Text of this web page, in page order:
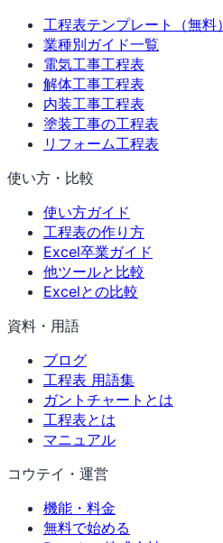
工程表テンプレート（無料）
業種別ガイド一覧
電気工事工程表
解体工事工程表
内装工事工程表
塗装工事の工程表
リフォーム工程表
使い方・比較
使い方ガイド
工程表の作り方
Excel卒業ガイド
他ツールと比較
Excelとの比較
資料・用語
ブログ
工程表 用語集
ガントチャートとは
工程表とは
マニュアル
コウテイ・運営
機能・料金
無料で始める